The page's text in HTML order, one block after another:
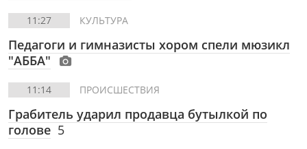
11:27 КУЛЬТУРА
Педагоги и гимназисты хором спели мюзикл
"АББА"
11:14 ПРОИСШЕСТВИЯ
Грабитель ударил продавца бутылкой по
голове 5